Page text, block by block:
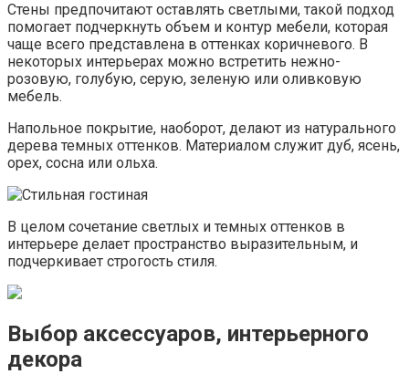
Стены предпочитают оставлять светлыми, такой подход
помогает подчеркнуть объем и контур мебели, которая
чаще всего представлена в оттенках коричневого. В
некоторых интерьерах можно встретить нежно-
розовую, голубую, серую, зеленую или оливковую
мебель.
Напольное покрытие, наоборот, делают из натурального
дерева темных оттенков. Материалом служит дуб, ясень,
орех, сосна или ольха.
В целом сочетание светлых и темных оттенков в
интерьере делает пространство выразительным, и
подчеркивает строгость стиля.
Выбор аксессуаров, интерьерного
декора